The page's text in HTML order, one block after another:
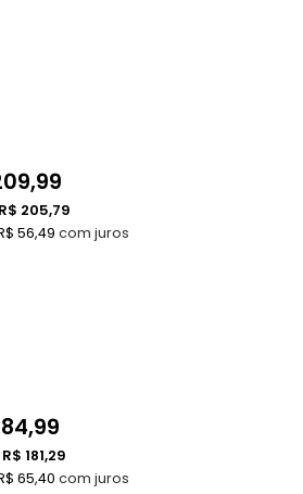
56,49 com juros
R$ 205,79
65,40 com juros
R$ 181,29